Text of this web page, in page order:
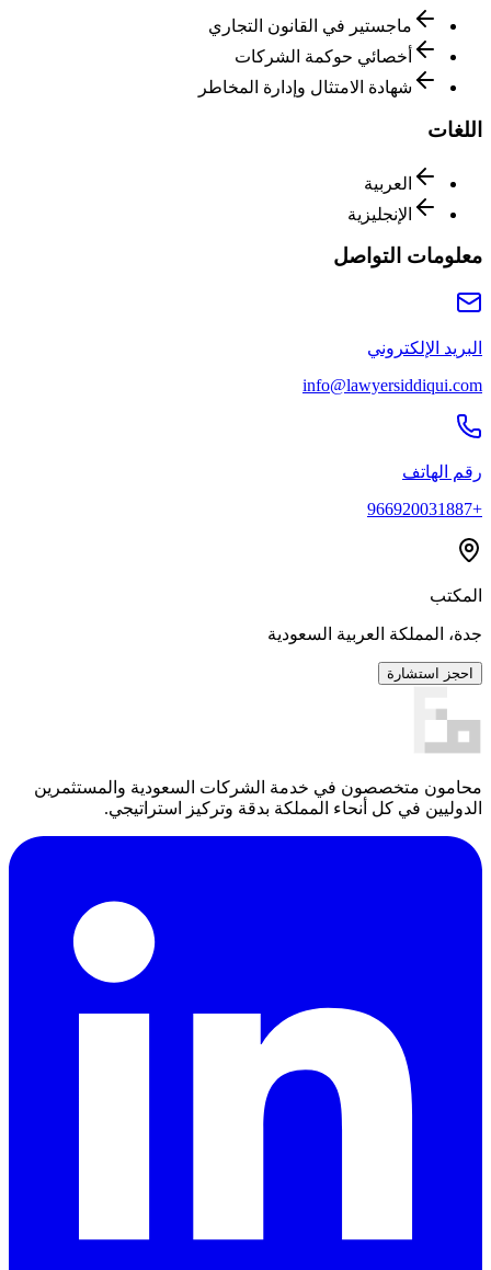
ماجستير في القانون التجاري
أخصائي حوكمة الشركات
شهادة الامتثال وإدارة المخاطر
اللغات
العربية
الإنجليزية
معلومات التواصل
البريد الإلكتروني
info@lawyersiddiqui.com
رقم الهاتف
+966920031887
المكتب
جدة، المملكة العربية السعودية
احجز استشارة
محامون متخصصون في خدمة الشركات السعودية والمستثمرين
الدوليين في كل أنحاء المملكة بدقة وتركيز استراتيجي.